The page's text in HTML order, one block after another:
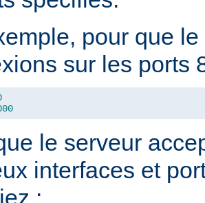
pour que
sur les ports
le serveur
interfaces et
: